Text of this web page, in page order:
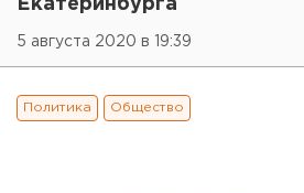
Екатеринбурга
5 августа 2020 в 19:39
Политика Общество